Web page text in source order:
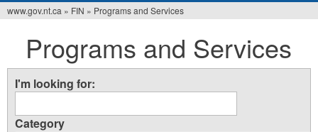
are
here
www.gov.nt.ca » FIN » Programs and Services
Programs and Services
I'm looking for:
Category